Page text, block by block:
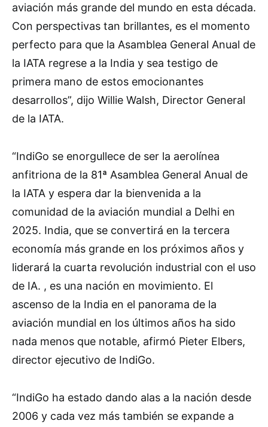
aviación más grande del mundo en esta década.
Con perspectivas tan brillantes, es el momento
perfecto para que la Asamblea General Anual de
la IATA regrese a la India y sea testigo de
primera mano de estos emocionantes
desarrollos”, dijo Willie Walsh, Director General
de la IATA.
“IndiGo se enorgullece de ser la aerolínea
anfitriona de la 81ª Asamblea General Anual de
la IATA y espera dar la bienvenida a la
comunidad de la aviación mundial a Delhi en
2025. India, que se convertirá en la tercera
economía más grande en los próximos años y
liderará la cuarta revolución industrial con el uso
de IA. , es una nación en movimiento. El
ascenso de la India en el panorama de la
aviación mundial en los últimos años ha sido
nada menos que notable, afirmó Pieter Elbers,
director ejecutivo de IndiGo.
“IndiGo ha estado dando alas a la nación desde
2006 y cada vez más también se expande a